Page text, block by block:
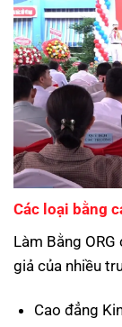
Các loại bằng
Làm Bằng
giả của nhiều
Cao đẳng